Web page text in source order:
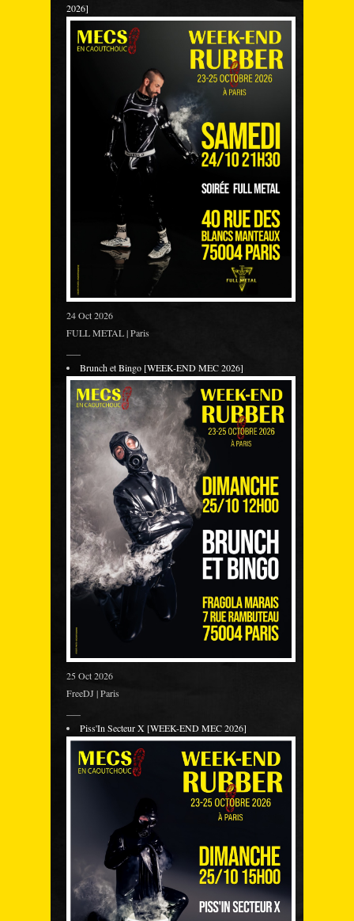
2026]
24 Oct 2026
FULL METAL | Paris
Brunch et Bingo [WEEK-END MEC 2026]
25 Oct 2026
FreeDJ | Paris
Piss'In Secteur X [WEEK-END MEC 2026]